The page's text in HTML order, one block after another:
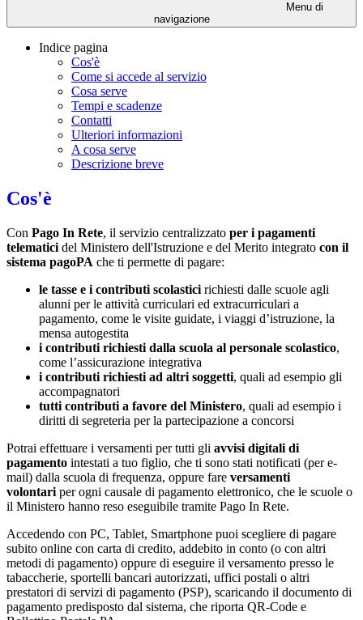
Menu di
navigazione
Indice pagina
Cos'è
Come si accede al servizio
Cosa serve
Tempi e scadenze
Contatti
Ulteriori informazioni
A cosa serve
Descrizione breve
Cos'è
Con Pago In Rete, il servizio centralizzato per i pagamenti
telematici del Ministero dell'Istruzione e del Merito integrato con il
sistema pagoPA che ti permette di pagare:
le tasse e i contributi scolastici richiesti dalle scuole agli
alunni per le attività curriculari ed extracurriculari a
pagamento, come le visite guidate, i viaggi d’istruzione, la
mensa autogestita
i contributi richiesti dalla scuola al personale scolastico,
come l’assicurazione integrativa
i contributi richiesti ad altri soggetti, quali ad esempio gli
accompagnatori
tutti contributi a favore del Ministero, quali ad esempio i
diritti di segreteria per la partecipazione a concorsi
Potrai effettuare i versamenti per tutti gli avvisi digitali di
pagamento intestati a tuo figlio, che ti sono stati notificati (per e-
mail) dalla scuola di frequenza, oppure fare versamenti
volontari per ogni causale di pagamento elettronico, che le scuole o
il Ministero hanno reso eseguibile tramite Pago In Rete.
Accedendo con PC, Tablet, Smartphone puoi scegliere di pagare
subito online con carta di credito, addebito in conto (o con altri
metodi di pagamento) oppure di eseguire il versamento presso le
tabaccherie, sportelli bancari autorizzati, uffici postali o altri
prestatori di servizi di pagamento (PSP), scaricando il documento di
pagamento predisposto dal sistema, che riporta QR-Code e